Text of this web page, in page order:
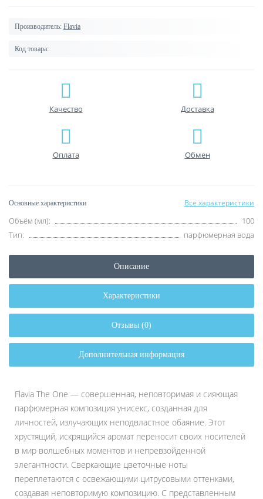
Производитель: Flavia
Код товара:
Качество Доставка
Оплата Обмен
Основные характеристики Все характеристики
Объём (мл):
100
Тип:
парфюмерная вода
Описание
Характеристики
Отзывы (0)
Дополнительная информация
Flavia The One — совершенная, неповторимая и сияющая
парфюмерная композиция унисекс, созданная для
личностей, излучающих неподвластное обаяние. Этот
хрустящий, искрящийся аромат переносит своих носителей
в мир волшебных моментов и непревзойденной
элегантности. Сверкающие цветочные ноты
переплетаются с освежающими цитрусовыми оттенками,
создавая неповторимую композицию. С представленным